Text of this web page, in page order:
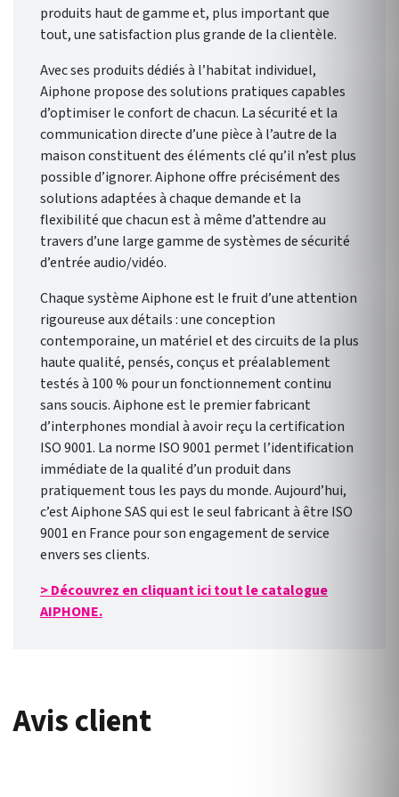
produits haut de gamme et, plus important que
tout, une satisfaction plus grande de la clientèle.
Avec ses produits dédiés à l’habitat individuel,
Aiphone propose des solutions pratiques capables
d’optimiser le confort de chacun. La sécurité et la
communication directe d’une pièce à l’autre de la
maison constituent des éléments clé qu’il n’est plus
possible d’ignorer. Aiphone offre précisément des
solutions adaptées à chaque demande et la
flexibilité que chacun est à même d’attendre au
travers d’une large gamme de systèmes de sécurité
d’entrée audio/vidéo.
Chaque système Aiphone est le fruit d’une attention
rigoureuse aux détails : une conception
contemporaine, un matériel et des circuits de la plus
haute qualité, pensés, conçus et préalablement
testés à 100 % pour un fonctionnement continu
sans soucis. Aiphone est le premier fabricant
d’interphones mondial à avoir reçu la certification
ISO 9001. La norme ISO 9001 permet l’identification
immédiate de la qualité d’un produit dans
pratiquement tous les pays du monde. Aujourd’hui,
c’est Aiphone SAS qui est le seul fabricant à être ISO
9001 en France pour son engagement de service
envers ses clients.
> Découvrez en cliquant ici tout le catalogue
AIPHONE.
Avis client